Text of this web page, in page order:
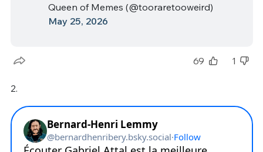
Queen of Memes (@tooraretooweird)
May 25, 2026
69 1
2.